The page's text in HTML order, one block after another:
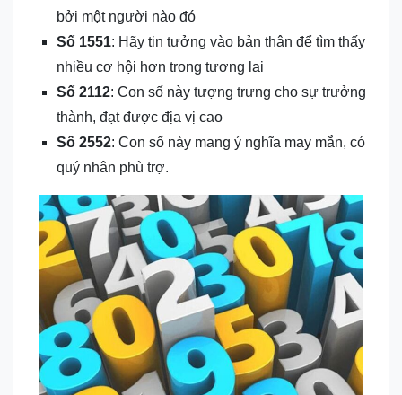
bởi một người nào đó
Số 1551: Hãy tin tưởng vào bản thân để tìm thấy
nhiều cơ hội hơn trong tương lai
Số 2112: Con số này tượng trưng cho sự trưởng
thành, đạt được địa vị cao
Số 2552: Con số này mang ý nghĩa may mắn, có
quý nhân phù trợ.